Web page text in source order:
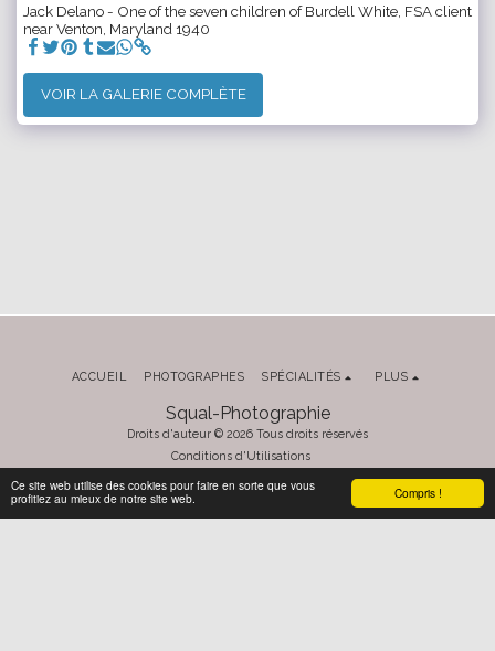
Compris !
Ce site web utilise des cookies pour faire en sorte que vous
profitiez au mieux de notre site web.
Jack Delano - One of the seven children of Burdell White, FSA client
near Venton, Maryland 1940
VOIR LA GALERIE COMPLÈTE
Squal-Photographie
Droits d'auteur © 2026 Tous droits réservés
Conditions d'Utilisations
Créer un site internet
ACCUEIL PHOTOGRAPHES SPÉCIALITÉS PLUS